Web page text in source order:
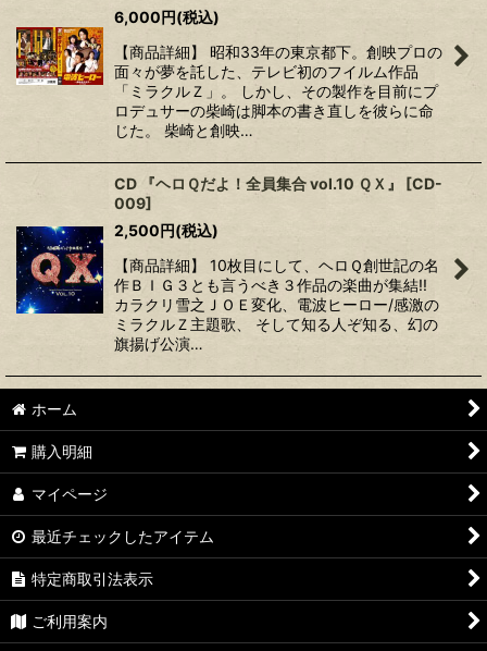
6,000円(税込)
【商品詳細】 昭和33年の東京都下。創映プロの
面々が夢を託した、テレビ初のフイルム作品
「ミラクルＺ」。 しかし、その製作を目前にプ
ロデュサーの柴崎は脚本の書き直しを彼らに命
じた。 柴崎と創映…
CD 『ヘロＱだよ！全員集合 vol.10 ＱＸ』 [CD-
009]
2,500円(税込)
【商品詳細】 10枚目にして、ヘロＱ創世記の名
作ＢＩＧ３とも言うべき３作品の楽曲が集結!!
カラクリ雪之ＪＯＥ変化、電波ヒーロー/感激の
ミラクルＺ主題歌、 そして知る人ぞ知る、幻の
旗揚げ公演…
ホーム
購入明細
マイページ
最近チェックしたアイテム
特定商取引法表示
ご利用案内